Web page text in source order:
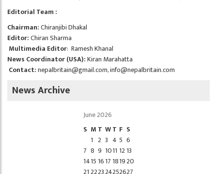
Editorial Team :
Chairman:Chiranjibi Dhakal
Editor:Chiran Sharma
Multimedia Editor: Ramesh Khanal
News Coordinator (USA):Kiran Marahatta
Contact:nepalbritain@gmail.com,info@nepalbritain.com
News Archive
June 2026
S M T WT F S
1 2 3 4 5 6
7 8 9 1011 12 13
1415 1617 181920